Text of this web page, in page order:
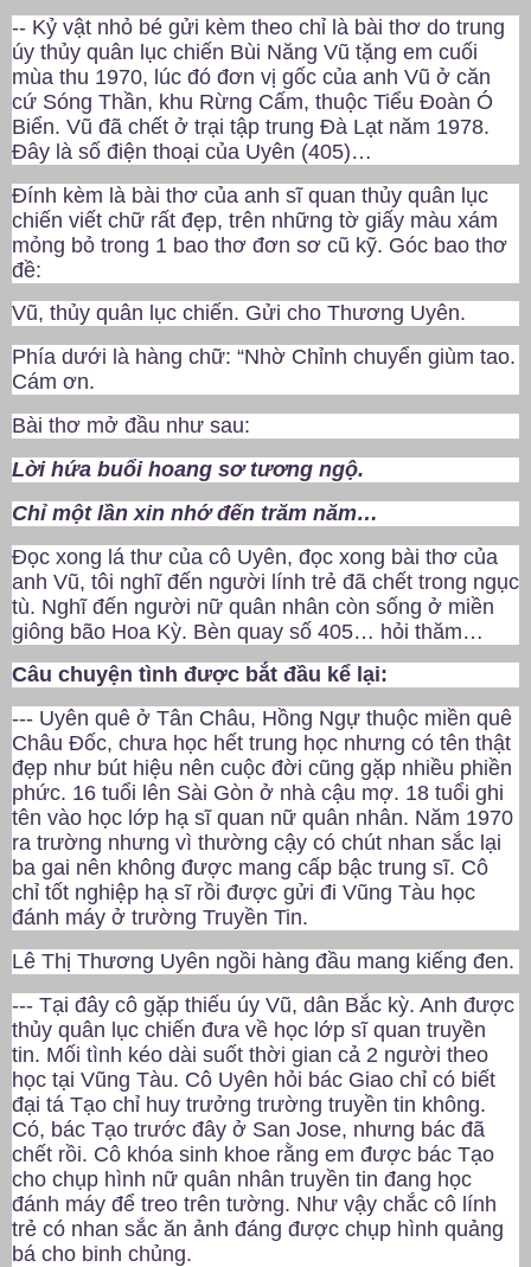
-- Kỷ vật nhỏ bé gửi kèm theo chỉ là bài thơ do trung
úy thủy quân lục chiến Bùi Năng Vũ tặng em cuối
mùa thu 1970, lúc đó đơn vị gốc của anh Vũ ở căn
cứ Sóng Thần, khu Rừng Cấm, thuộc Tiểu Đoàn Ó
Biển. Vũ đã chết ở trại tập trung Đà Lạt năm 1978.
Đây là số điện thoại của Uyên (405)…
Đính kèm là bài thơ của anh sĩ quan thủy quân lục
chiến viết chữ rất đẹp, trên những tờ giấy màu xám
mỏng bỏ trong 1 bao thơ đơn sơ cũ kỹ. Góc bao thơ
đề:
Vũ, thủy quân lục chiến. Gửi cho Thương Uyên.
Phía dưới là hàng chữ: “Nhờ Chỉnh chuyển giùm tao.
Cám ơn.
Bài thơ mở đầu như sau:
Lời hứa buổi hoang sơ tương ngộ.
Chỉ một lần xin nhớ đến trăm năm…
Đọc xong lá thư của cô Uyên, đọc xong bài thơ của
anh Vũ, tôi nghĩ đến người lính trẻ đã chết trong ngục
tù. Nghĩ đến người nữ quân nhân còn sống ở miền
giông bão Hoa Kỳ. Bèn quay số 405… hỏi thăm…
Câu chuyện tình được bắt đầu kể lại:
--- Uyên quê ở Tân Châu, Hồng Ngự thuộc miền quê
Châu Đốc, chưa học hết trung học nhưng có tên thật
đẹp như bút hiệu nên cuộc đời cũng gặp nhiều phiền
phức. 16 tuổi lên Sài Gòn ở nhà cậu mợ. 18 tuổi ghi
tên vào học lớp hạ sĩ quan nữ quân nhân. Năm 1970
ra trường nhưng vì thường cậy có chút nhan sắc lại
ba gai nên không được mang cấp bậc trung sĩ. Cô
chỉ tốt nghiệp hạ sĩ rồi được gửi đi Vũng Tàu học
đánh máy ở trường Truyền Tin.
Lê Thị Thương Uyên ngồi hàng đầu mang kiếng đen.
--- Tại đây cô gặp thiếu úy Vũ, dân Bắc kỳ. Anh được
thủy quân lục chiến đưa về học lớp sĩ quan truyền
tin. Mối tình kéo dài suốt thời gian cả 2 người theo
học tại Vũng Tàu. Cô Uyên hỏi bác Giao chỉ có biết
đại tá Tạo chỉ huy trưởng trường truyền tin không.
Có, bác Tạo trước đây ở San Jose, nhưng bác đã
chết rồi. Cô khóa sinh khoe rằng em được bác Tạo
cho chụp hình nữ quân nhân truyền tin đang học
đánh máy để treo trên tường. Như vậy chắc cô lính
trẻ có nhan sắc ăn ảnh đáng được chụp hình quảng
bá cho binh chủng.